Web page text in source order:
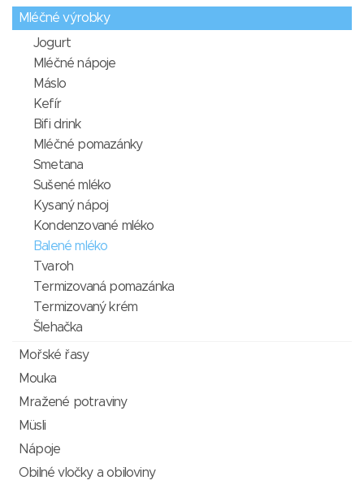
Mléčné výrobky
Jogurt
Mléčné nápoje
Máslo
Kefír
Bifi drink
Mléčné pomazánky
Smetana
Sušené mléko
Kysaný nápoj
Kondenzované mléko
Balené mléko
Tvaroh
Termizovaná pomazánka
Termizovaný krém
Šlehačka
Mořské řasy
Mouka
Mražené potraviny
Müsli
Nápoje
Obilné vločky a obiloviny